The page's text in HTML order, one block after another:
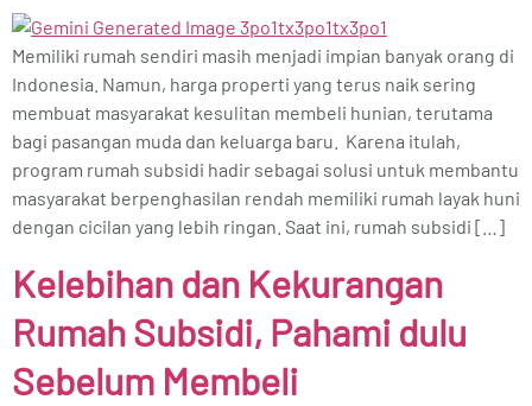
Memiliki rumah sendiri masih menjadi impian banyak orang di
Indonesia. Namun, harga properti yang terus naik sering
membuat masyarakat kesulitan membeli hunian, terutama
bagi pasangan muda dan keluarga baru. Karena itulah,
program rumah subsidi hadir sebagai solusi untuk membantu
masyarakat berpenghasilan rendah memiliki rumah layak huni
dengan cicilan yang lebih ringan. Saat ini, rumah subsidi […]
Kelebihan dan Kekurangan
Rumah Subsidi, Pahami dulu
Sebelum Membeli